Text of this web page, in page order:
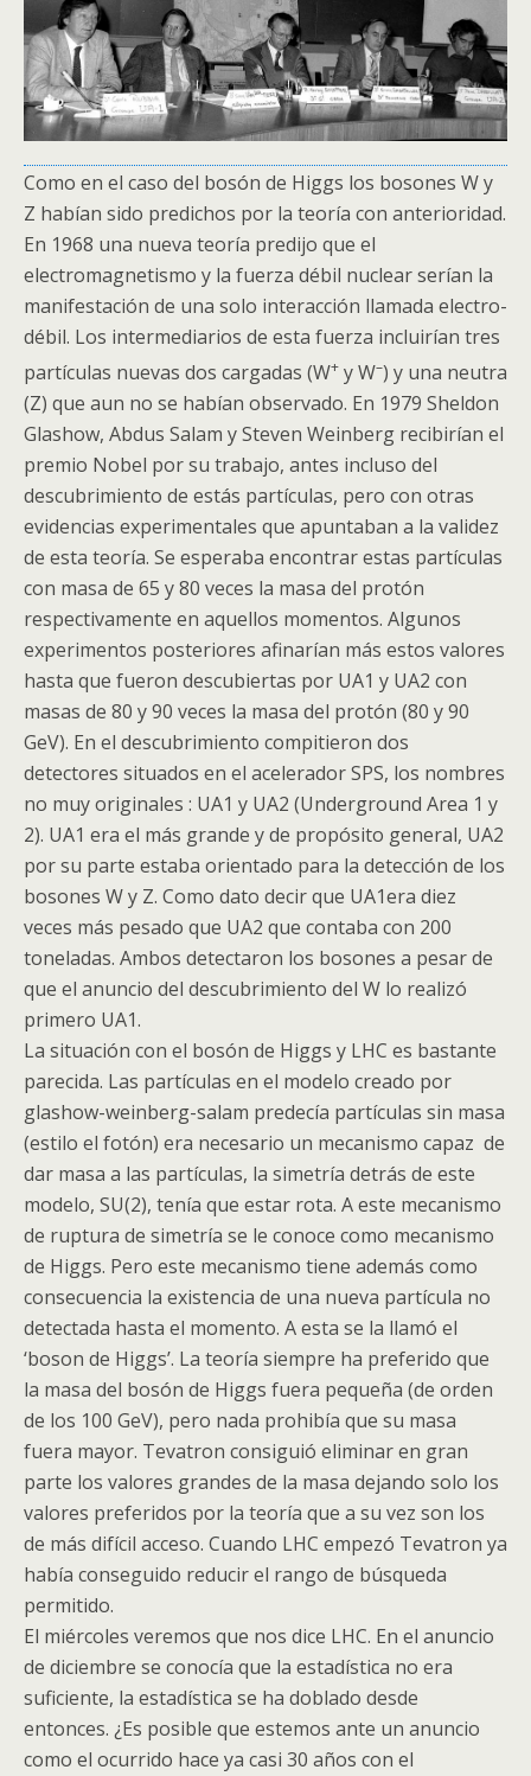
Como en el caso del bosón de Higgs los bosones W y
Z habían sido predichos por la teoría con anterioridad.
En 1968 una nueva teoría predijo que el
electromagnetismo y la fuerza débil nuclear serían la
manifestación de una solo interacción llamada electro-
débil. Los intermediarios de esta fuerza incluirían tres
partículas nuevas dos cargadas (W+ y W–) y una neutra
(Z) que aun no se habían observado. En 1979 Sheldon
Glashow, Abdus Salam y Steven Weinberg recibirían el
premio Nobel por su trabajo, antes incluso del
descubrimiento de estás partículas, pero con otras
evidencias experimentales que apuntaban a la validez
de esta teoría. Se esperaba encontrar estas partículas
con masa de 65 y 80 veces la masa del protón
respectivamente en aquellos momentos. Algunos
experimentos posteriores afinarían más estos valores
hasta que fueron descubiertas por UA1 y UA2 con
masas de 80 y 90 veces la masa del protón (80 y 90
GeV). En el descubrimiento compitieron dos
detectores situados en el acelerador SPS, los nombres
no muy originales : UA1 y UA2 (Underground Area 1 y
2). UA1 era el más grande y de propósito general, UA2
por su parte estaba orientado para la detección de los
bosones W y Z. Como dato decir que UA1era diez
veces más pesado que UA2 que contaba con 200
toneladas. Ambos detectaron los bosones a pesar de
que el anuncio del descubrimiento del W lo realizó
primero UA1.
La situación con el bosón de Higgs y LHC es bastante
parecida. Las partículas en el modelo creado por
glashow-weinberg-salam predecía partículas sin masa
(estilo el fotón) era necesario un mecanismo capaz de
dar masa a las partículas, la simetría detrás de este
modelo, SU(2), tenía que estar rota. A este mecanismo
de ruptura de simetría se le conoce como mecanismo
de Higgs. Pero este mecanismo tiene además como
consecuencia la existencia de una nueva partícula no
detectada hasta el momento. A esta se la llamó el
‘boson de Higgs’. La teoría siempre ha preferido que
la masa del bosón de Higgs fuera pequeña (de orden
de los 100 GeV), pero nada prohibía que su masa
fuera mayor. Tevatron consiguió eliminar en gran
parte los valores grandes de la masa dejando solo los
valores preferidos por la teoría que a su vez son los
de más difícil acceso. Cuando LHC empezó Tevatron ya
había conseguido reducir el rango de búsqueda
permitido.
El miércoles veremos que nos dice LHC. En el anuncio
de diciembre se conocía que la estadística no era
suficiente, la estadística se ha doblado desde
entonces. ¿Es posible que estemos ante un anuncio
como el ocurrido hace ya casi 30 años con el